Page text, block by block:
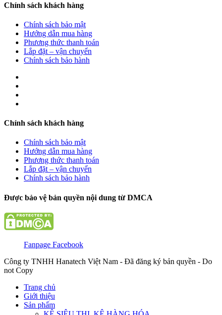
Chính sách khách hàng
Chính sách bảo mật
Hướng dẫn mua hàng
Phương thức thanh toán
Lắp đặt – vận chuyển
Chính sách bảo hành
Chính sách khách hàng
Chính sách bảo mật
Hướng dẫn mua hàng
Phương thức thanh toán
Lắp đặt – vận chuyển
Chính sách bảo hành
Được bảo vệ bản quyền nội dung từ DMCA
Fanpage Facebook
Công ty TNHH Hanatech Việt Nam - Đã đăng ký bản quyền - Do
not Copy
Trang chủ
Giới thiệu
Sản phẩm